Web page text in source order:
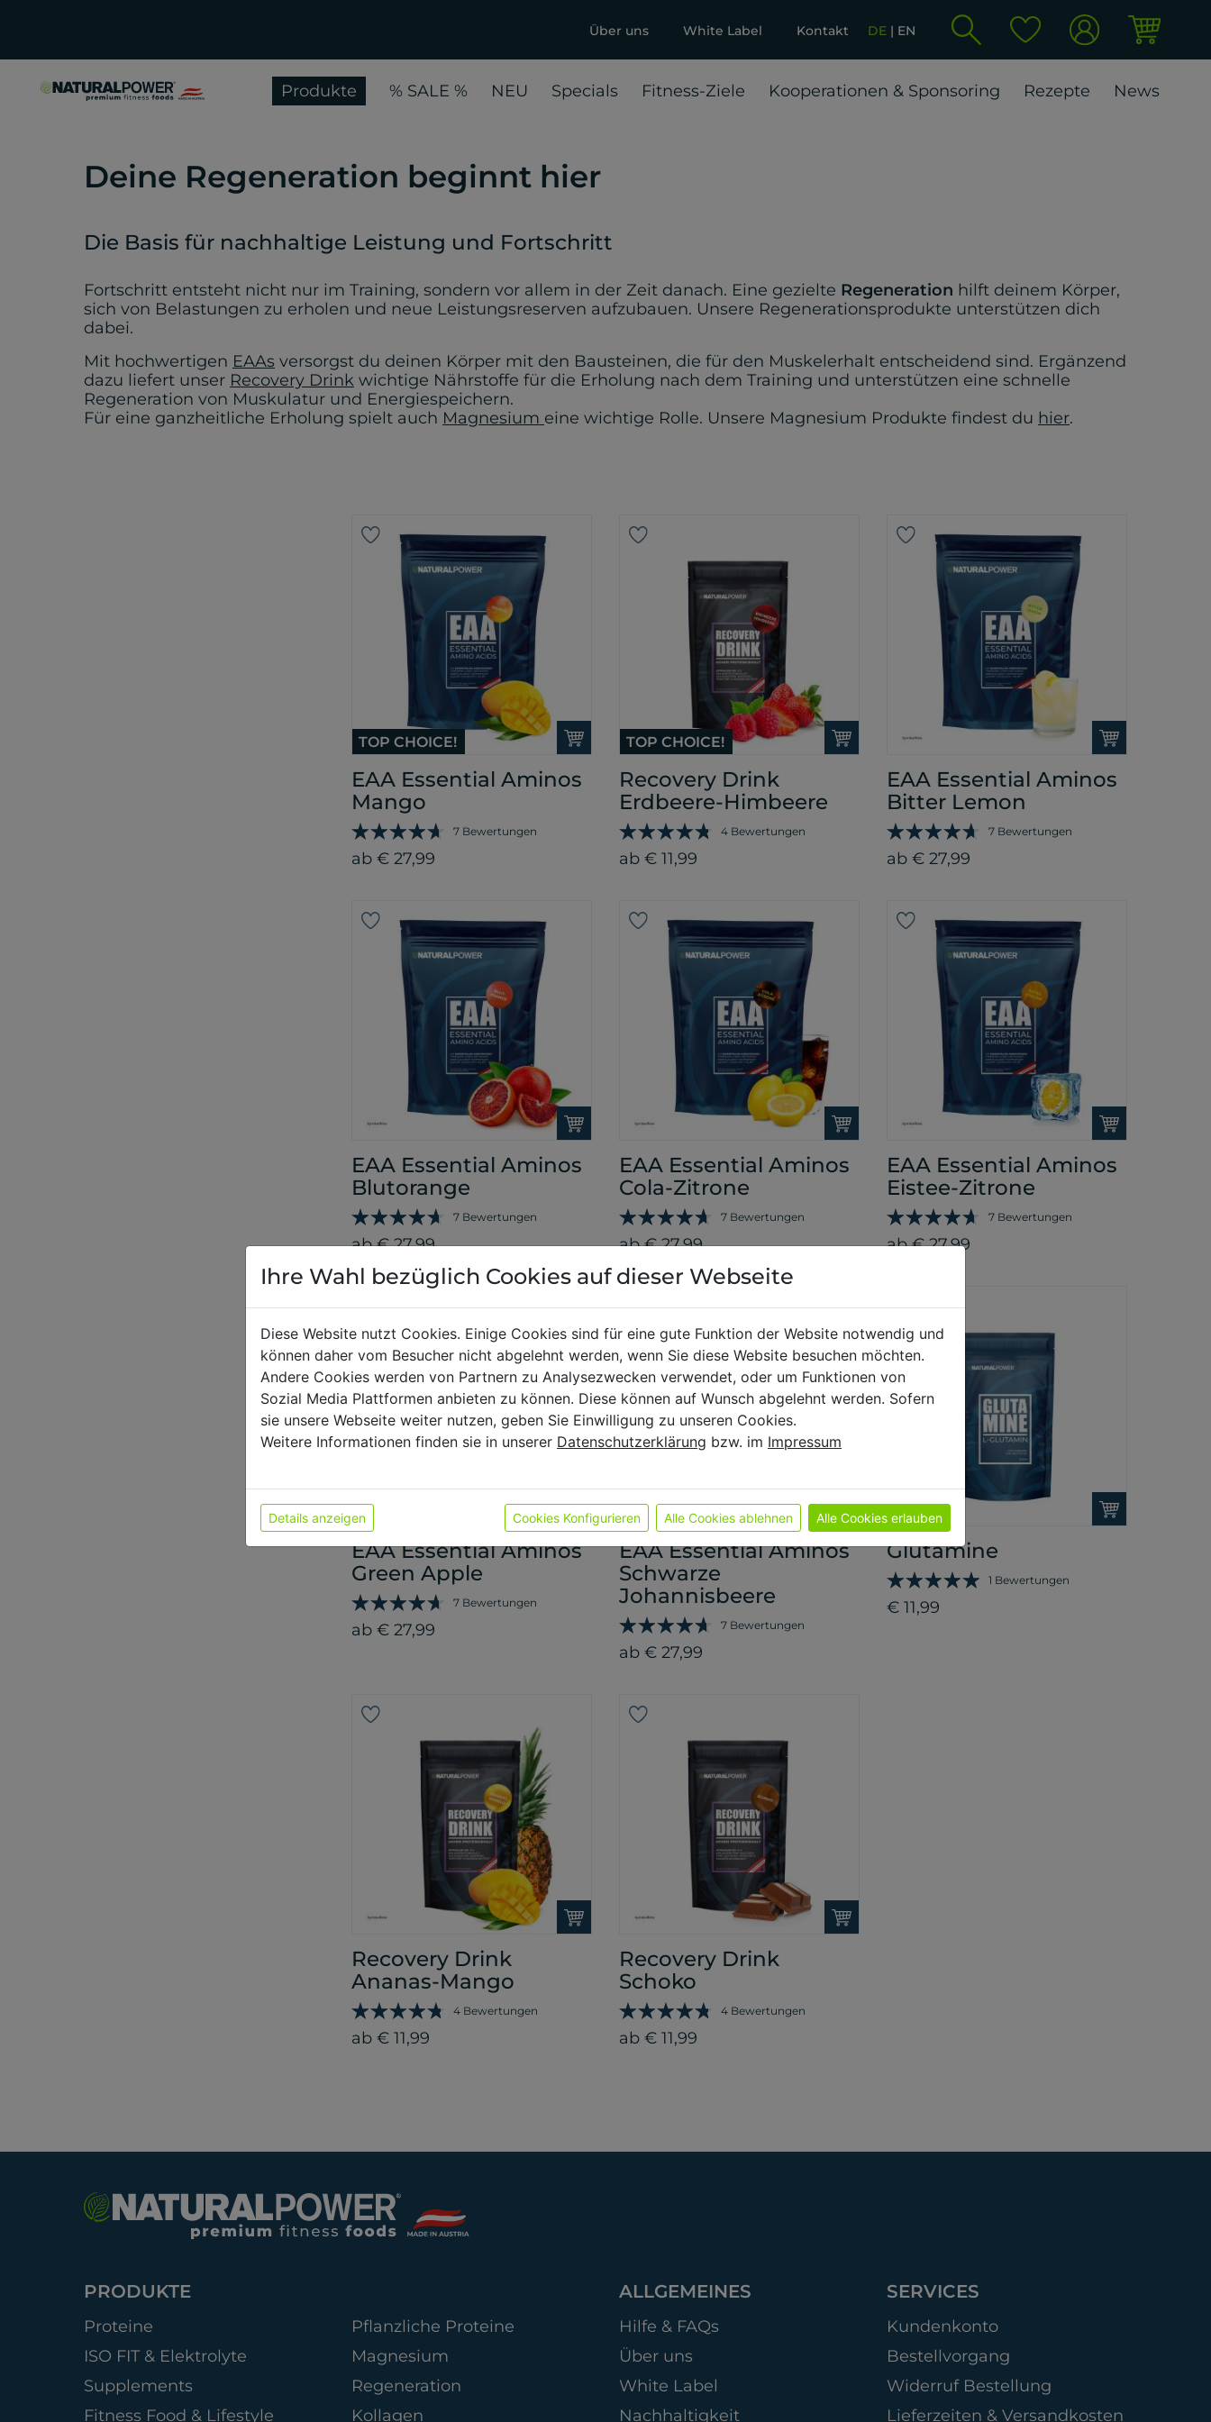
Über uns White Label Kontakt DE EN
Produkte % SALE % NEU Specials Fitness-Ziele Kooperationen & Sponsoring Rezepte News
Deine Regeneration beginnt hier
Die Basis für nachhaltige Leistung und Fortschritt
Fortschritt entsteht nicht nur im Training, sondern vor allem in der Zeit danach. Eine gezielte Regeneration hilft deinem Körper,
sich von Belastungen zu erholen und neue Leistungsreserven aufzubauen. Unsere Regenerationsprodukte unterstützen dich
dabei.
Mit hochwertigen EAAs versorgst du deinen Körper mit den Bausteinen, die für den Muskelerhalt entscheidend sind. Ergänzend
dazu liefert unser Recovery Drink wichtige Nährstoffe für die Erholung nach dem Training und unterstützen eine schnelle
Regeneration von Muskulatur und Energiespeichern.
Für eine ganzheitliche Erholung spielt auch Magnesium eine wichtige Rolle. Unsere Magnesium Produkte findest du hier.
TOP CHOICE!
EAA Essential Aminos
Mango
7 Bewertungen
ab € 27,99
TOP CHOICE!
Recovery Drink
Erdbeere-Himbeere
4 Bewertungen
ab € 11,99
EAA Essential Aminos
Bitter Lemon
7 Bewertungen
ab € 27,99
EAA Essential Aminos
Blutorange
7 Bewertungen
ab € 27,99
EAA Essential Aminos
Cola-Zitrone
7 Bewertungen
ab € 27,99
EAA Essential Aminos
Eistee-Zitrone
7 Bewertungen
ab € 27,99
EAA Essential Aminos
Green Apple
7 Bewertungen
ab € 27,99
EAA Essential Aminos
Schwarze
Johannisbeere
7 Bewertungen
ab € 27,99
Glutamine
1 Bewertungen
€ 11,99
Recovery Drink
Ananas-Mango
4 Bewertungen
ab € 11,99
Recovery Drink
Schoko
4 Bewertungen
ab € 11,99
PRODUKTE
Proteine
Pflanzliche Proteine
ISO FIT & Elektrolyte
Magnesium
Supplements
Regeneration
Fitness Food & Lifestyle
Kollagen
ALLGEMEINES
Hilfe & FAQs
Über uns
White Label
Nachhaltigkeit
SERVICES
Kundenkonto
Bestellvorgang
Widerruf Bestellung
Lieferzeiten & Versandkosten
Ihre Wahl bezüglich Cookies auf dieser Webseite
Diese Website nutzt Cookies. Einige Cookies sind für eine gute Funktion der Website notwendig und
können daher vom Besucher nicht abgelehnt werden, wenn Sie diese Website besuchen möchten.
Andere Cookies werden von Partnern zu Analysezwecken verwendet, oder um Funktionen von
Sozial Media Plattformen anbieten zu können. Diese können auf Wunsch abgelehnt werden. Sofern
sie unsere Webseite weiter nutzen, geben Sie Einwilligung zu unseren Cookies.
Weitere Informationen finden sie in unserer Datenschutzerklärung bzw. im Impressum
Details anzeigen Cookies Konfigurieren Alle Cookies ablehnen Alle Cookies erlauben